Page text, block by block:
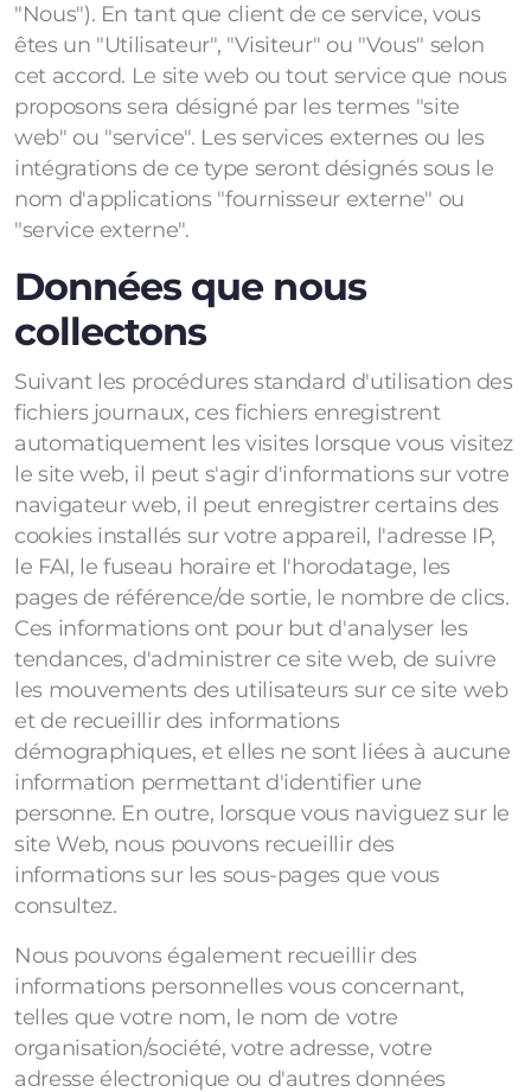
"Nous"). En tant que client de ce service, vous
êtes un "Utilisateur", "Visiteur" ou "Vous" selon
cet accord. Le site web ou tout service que nous
proposons sera désigné par les termes "site
web" ou "service". Les services externes ou les
intégrations de ce type seront désignés sous le
nom d'applications "fournisseur externe" ou
"service externe".
Données que nous
collectons
Suivant les procédures standard d'utilisation des
fichiers journaux, ces fichiers enregistrent
automatiquement les visites lorsque vous visitez
le site web, il peut s'agir d'informations sur votre
navigateur web, il peut enregistrer certains des
cookies installés sur votre appareil, l'adresse IP,
le FAI, le fuseau horaire et l'horodatage, les
pages de référence/de sortie, le nombre de clics.
Ces informations ont pour but d'analyser les
tendances, d'administrer ce site web, de suivre
les mouvements des utilisateurs sur ce site web
et de recueillir des informations
démographiques, et elles ne sont liées à aucune
information permettant d'identifier une
personne. En outre, lorsque vous naviguez sur le
site Web, nous pouvons recueillir des
informations sur les sous-pages que vous
consultez.
Nous pouvons également recueillir des
informations personnelles vous concernant,
telles que votre nom, le nom de votre
organisation/société, votre adresse, votre
adresse électronique ou d'autres données